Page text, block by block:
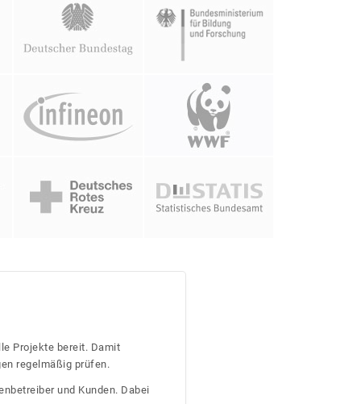
Projekte bereit. Damit
regelmäßig prüfen.
und Kunden. Dabei